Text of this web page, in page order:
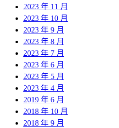
2023 年 11 月
2023 年 10 月
2023 年 9 月
2023 年 8 月
2023 年 7 月
2023 年 6 月
2023 年 5 月
2023 年 4 月
2019 年 6 月
2018 年 10 月
2018 年 9 月